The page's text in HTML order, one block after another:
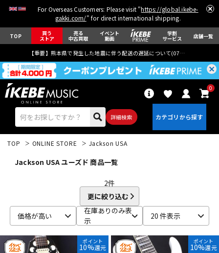
For Overseas Customers: Please visit "https://global.ikebe-
gakki.com/" for direct international shipping.
TOP 買う
ストア
売る
中古買取
イベント
動画
学割
サービス 店舗一覧
【重要】熊本県で発生した地震に伴う配送の遅延について(07月29日
詳細検索
0
ベース ウクレレ
TOP ONLINE STORE Jackson USA
Jackson USA ユーズド 商品一覧
2件
更に絞り込む
価格が高い
在庫ありのみ表
示
20 件表示
ポイント
10%還元
ポイント
10%還元